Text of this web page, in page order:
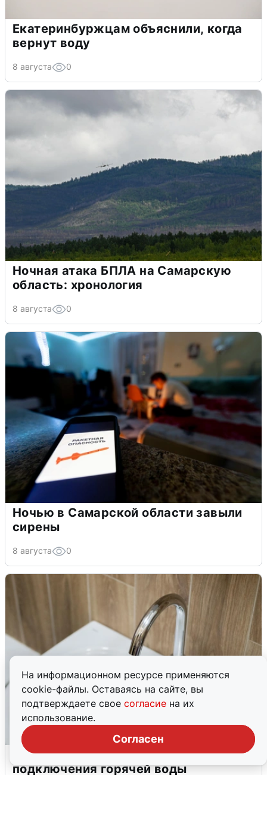
На информационном ресурсе применяются
cookie-файлы. Оставаясь на сайте, вы
подтверждаете свое согласие на их
использование.
Согласен
Екатеринбуржцам объяснили, когда
вернут воду
8 августа 0
Ночная атака БПЛА на Самарскую
область: хронология
8 августа 0
Ночью в Самарской области завыли
сирены
8 августа 0
В Архангельске перенесли сроки
подключения горячей воды